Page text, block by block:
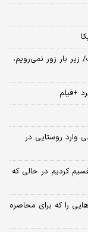
بار زور نمی‌رویم،
+فیلم
۵ خودروی نظامی وارد روستایی در
کردیم در حالی که
را که برای محاصره